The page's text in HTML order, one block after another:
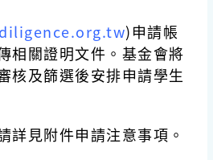
)申請帳
相關證明文件。基金會將
核及篩選後安排申請學生
詳見附件申請注意事項。